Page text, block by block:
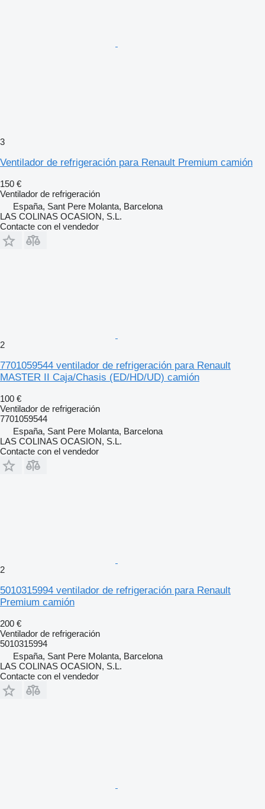
3
Ventilador de refrigeración para Renault Premium camión
150 €
Ventilador de refrigeración
España, Sant Pere Molanta, Barcelona
LAS COLINAS OCASION, S.L.
Contacte con el vendedor
2
7701059544 ventilador de refrigeración para Renault
MASTER II Caja/Chasis (ED/HD/UD) camión
100 €
Ventilador de refrigeración
7701059544
España, Sant Pere Molanta, Barcelona
LAS COLINAS OCASION, S.L.
Contacte con el vendedor
2
5010315994 ventilador de refrigeración para Renault
Premium camión
200 €
Ventilador de refrigeración
5010315994
España, Sant Pere Molanta, Barcelona
LAS COLINAS OCASION, S.L.
Contacte con el vendedor